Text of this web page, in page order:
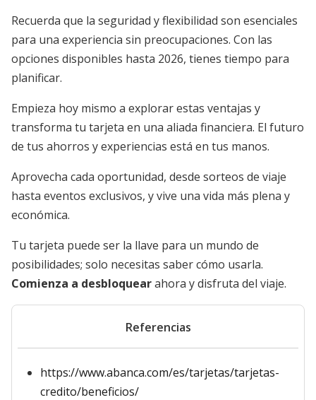
Recuerda que la seguridad y flexibilidad son esenciales
para una experiencia sin preocupaciones. Con las
opciones disponibles hasta 2026, tienes tiempo para
planificar.
Empieza hoy mismo a explorar estas ventajas y
transforma tu tarjeta en una aliada financiera. El futuro
de tus ahorros y experiencias está en tus manos.
Aprovecha cada oportunidad, desde sorteos de viaje
hasta eventos exclusivos, y vive una vida más plena y
económica.
Tu tarjeta puede ser la llave para un mundo de
posibilidades; solo necesitas saber cómo usarla.
Comienza a desbloquearahora y disfruta del viaje.
Referencias
https://www.abanca.com/es/tarjetas/tarjetas-
credito/beneficios/